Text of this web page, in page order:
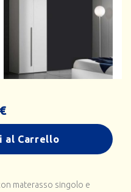
€
al Carrello
materasso singolo e